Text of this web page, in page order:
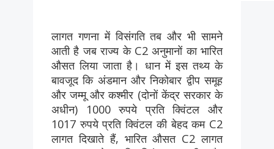
लागत गणना में विसंगति तब और भी सामने
आती है जब राज्य के C2 अनुमानों का भारित
औसत लिया जाता है। धान में इस तथ्य के
बावजूद कि अंडमान और निकोबार द्वीप समूह
और जम्मू और कश्मीर (दोनों केंद्र सरकार के
अधीन) 1000 रुपये प्रति क्विंटल और
1017 रुपये प्रति क्विंटल की बेहद कम C2
लागत दिखाते हैं, भारित औसत C2 लागत